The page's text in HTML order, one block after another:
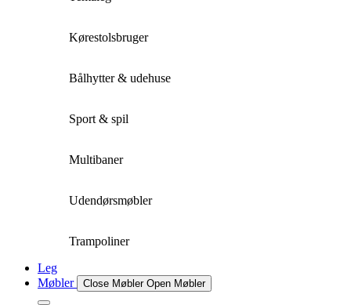
Kørestolsbruger
Bålhytter & udehuse
Sport & spil
Multibaner
Udendørsmøbler
Trampoliner
Leg
Møbler
Close Møbler Open Møbler